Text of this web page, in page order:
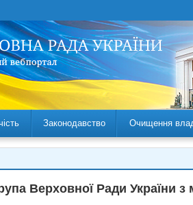
Законодавство Очищення
Верховної Ради України з